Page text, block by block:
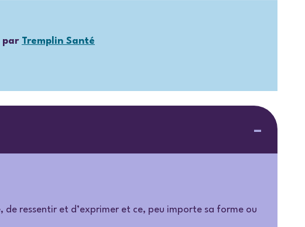
par Tremplin Santé
de ressentir et d’exprimer et ce, peu importe sa forme ou